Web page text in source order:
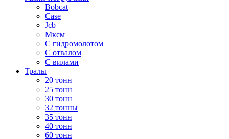
Bobcat
Case
Jcb
Мксм
С гидромолотом
С отвалом
С вилами
Тралы
20 тонн
25 тонн
30 тонн
32 тонны
35 тонн
40 тонн
60 тонн